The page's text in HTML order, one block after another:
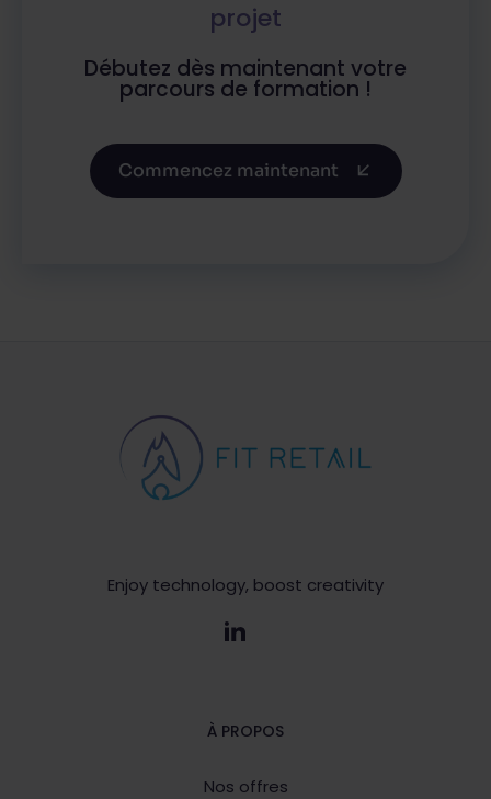
projet
Débutez dès maintenant votre
parcours de formation !
Commencez maintenant
Enjoy technology, boost creativity
À PROPOS
Nos offres